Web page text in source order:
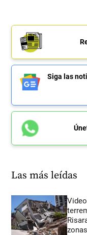
Siga las
Las más leídas
zonas